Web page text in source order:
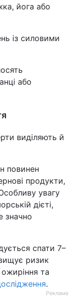
йога або
із силовими
або
виділяють й
повинен
продукти,
увагу
дієті,
значно
спати 7–
ризик
та
.
Реклама